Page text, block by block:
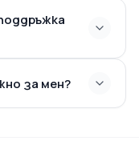
за мен?